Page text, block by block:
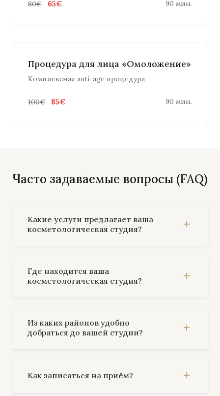
80€ 65€ 90 мин.
Процедура для лица «Омоложение»
Комплексная anti-age процедура
100€ 85€ 90 мин.
Часто задаваемые вопросы (FAQ)
Какие услуги предлагает ваша
косметологическая студия?
Где находится ваша
косметологическая студия?
Из каких районов удобно
добраться до вашей студии?
Как записаться на приём?